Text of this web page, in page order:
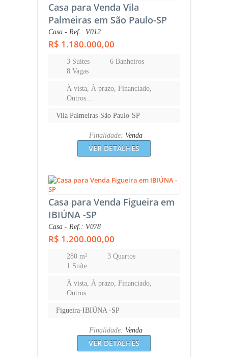
Casa para Venda Vila
Palmeiras em São Paulo-SP
Casa - Ref.: V012
R$ 1.180.000,00
3 Suítes
6 Banheiros
8 Vagas
À vista, À prazo, Financiado,
Outros...
Vila Palmeiras-São Paulo-SP
Finalidade: Venda
VER DETALHES
Casa para Venda Figueira em
IBIÚNA -SP
Casa - Ref.: V078
R$ 1.200.000,00
280 m²
3 Quartos
1 Suíte
À vista, À prazo, Financiado,
Outros...
Figueira-IBIÚNA -SP
Finalidade: Venda
VER DETALHES